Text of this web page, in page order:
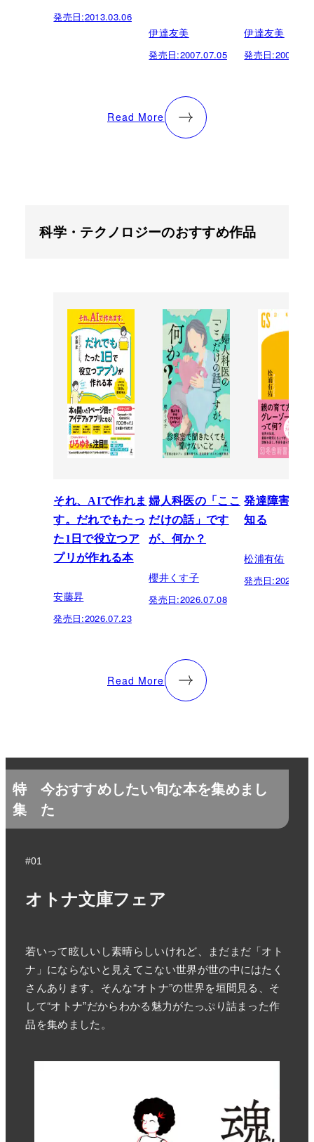
発売日:2013.03.06
伊達友美
発売日:2007.07.05
伊達友美
発売日:
Read More
科学・テクノロジーのおすすめ作品
それ、AIで作れま
す。だれでもたっ
た1日で役立つア
プリが作れる本
安藤昇
発売日:2026.07.23
婦人科医の「ここ
だけの話」です
が、何か？
櫻井くす子
発売日:2026.07.08
発達障害を
知る
松浦有佑
発売日:
Read More
特
集
今おすすめしたい旬な本を集めまし
た
#01
オトナ文庫フェア
若いって眩しいし素晴らしいけれど、まだまだ「オト
ナ」にならないと見えてこない世界が世の中にはたく
さんあります。そんな“オトナ”の世界を垣間見る、そ
して“オトナ”だからわかる魅力がたっぷり詰まった作
品を集めました。